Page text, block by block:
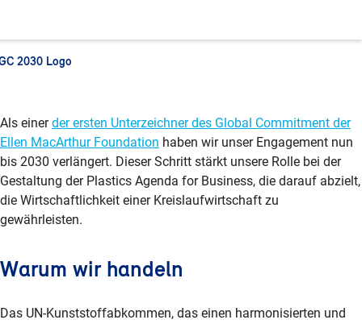
2030 Logo
Als einerder ersten Unterzeichner des Global Commitment der
Ellen MacArthur Foundation haben wir unser Engagement nun
bis 2030 verlängert. Dieser Schritt stärkt unsere Rolle bei der
Gestaltung der Plastics Agenda for Business, die darauf abzielt,
die Wirtschaftlichkeit einer Kreislaufwirtschaft zu
gewährleisten.
Warum wir handeln
Das UN-Kunststoffabkommen, das einen harmonisierten und